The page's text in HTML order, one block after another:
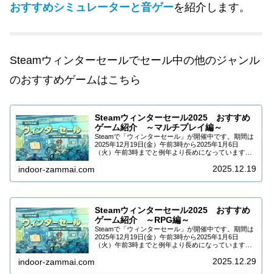
おすすめシミュレーターと音ゲーを紹介します。
Steamウィンターセールでセール中の他のジャンル
のおすすめゲームはこちら
Steamウィンターセール2025 おすすめ
ゲーム紹介 ～マルチプレイ編～
Steamで「ウィンターセール」が開催中です。期間は
2025年12月19日(金）午前3時から2025年1月6日
（火）午前3時までと例年より長めになっています。
indoor-zammai.com 2025.12.19
Steamウィンターセール2025 おすすめ
ゲーム紹介 ～RPG編～
Steamで「ウィンターセール」が開催中です。期間は
2025年12月19日(金）午前3時から2025年1月6日
（火）午前3時までと例年より長めになっています。
indoor-zammai.com 2025.12.29